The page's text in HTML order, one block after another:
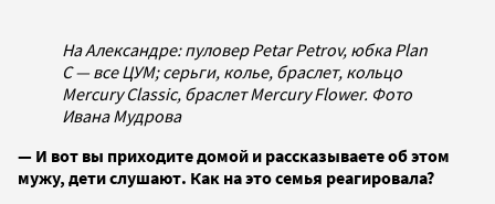
На Александре: пуловер Petar Petrov, юбка Plan
C — все ЦУМ; серьги, колье, браслет, кольцо
Mercury Classic, браслет Mercury Flower. Фото
Ивана Мудрова
— И вот вы приходите домой и рассказываете об этом
мужу, дети слушают. Как на это семья реагировала?